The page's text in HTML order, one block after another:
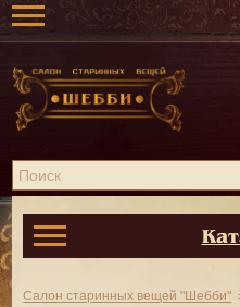
Салон старинных вещей "Шебби"